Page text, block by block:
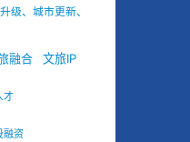
级、城市更新、
融合 文旅IP
才
融资